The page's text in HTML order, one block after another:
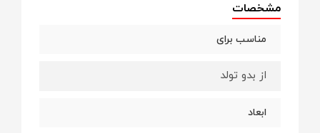
مشخصات
مناسب برای
از بدو تولد
ابعاد